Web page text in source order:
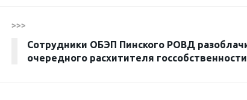
>>>
Сотрудники ОБЭП Пинского РОВД
очередного расхитителя госсобственности